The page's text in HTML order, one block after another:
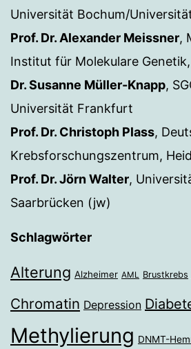
Universität Bochum/
Prof. Dr. Alexander Meissner,
Institut für Molekulare
Dr. Susanne Müller-Knapp,
Universität Frankfurt
Prof. Dr. Christoph Plass,
Krebsforschungszentrum,
Prof. Dr. Jörn Walter,
Saarbrücken (jw)
Schlagwörter
Alterung Alzheimer AML Brustkrebs
Chromatin Depression
Methylierung DNMT-